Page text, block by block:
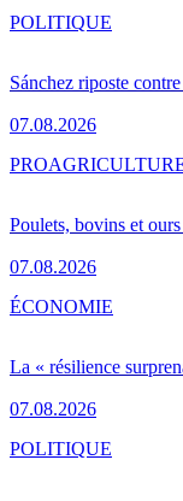
Sánchez riposte
07.08.2026
POLITIQUE
Poulets, bovins et
07.08.2026
PRO
La « résilience
07.08.2026
ÉCONOMIE
POLITIQUE